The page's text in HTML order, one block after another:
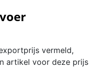
vermeld,
artikel voor deze prijs